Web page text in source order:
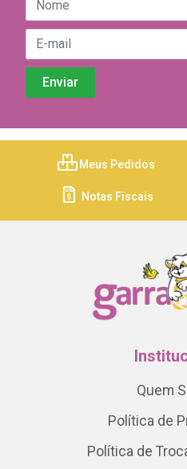
Meus Pedidos
Notas Fiscais
Quem
Política de
Política de